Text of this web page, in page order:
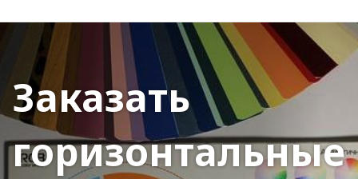
Заказать
горизонтальные